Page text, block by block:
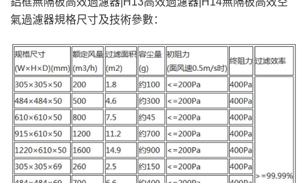
氣過濾器規格尺寸及技術參數：